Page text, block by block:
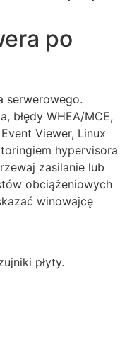
po
serwerowego.
błędy WHEA/MCE,
Viewer, Linux
hypervisora
zasilanie lub
obciążeniowych
winowajcę
płyty.